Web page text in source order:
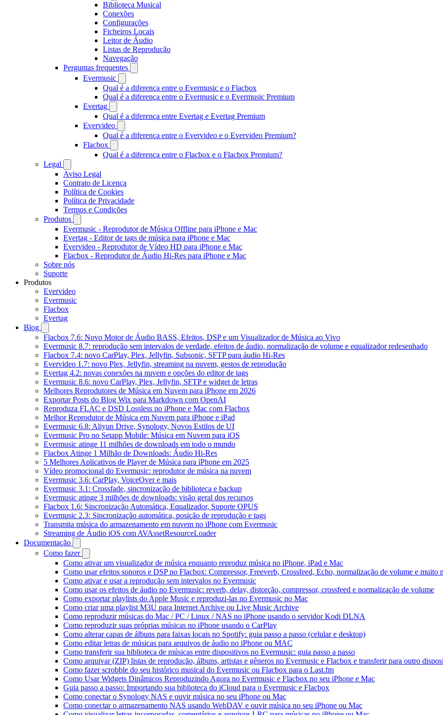
Biblioteca Musical
Conexões
Configurações
Ficheiros Locais
Leitor de Áudio
Listas de Reprodução
Navegação
Perguntas frequentes
Evermusic
Qual é a diferença entre o Evermusic e o Flacbox
Qual é a diferença entre o Evermusic e o Evermusic Premium
Evertag
Qual é a diferença entre Evertag e Evertag Premium
Evervideo
Qual é a diferença entre o Evervideo e o Evervideo Premium?
Flacbox
Qual é a diferença entre o Flacbox e o Flacbox Premium?
Legal
Aviso Legal
Contrato de Licença
Política de Cookies
Política de Privacidade
Termos e Condições
Produtos
Evermusic - Reprodutor de Música Offline para iPhone e Mac
Evertag - Editor de tags de música para iPhone e Mac
Evervideo - Reprodutor de Vídeo HD para iPhone e Mac
Flacbox - Reprodutor de Áudio Hi-Res para iPhone e Mac
Sobre nós
Suporte
Produtos
Evervideo
Evermusic
Flacbox
Evertag
Blog
Flacbox 7.6: Novo Motor de Áudio BASS, Efeitos, DSP e um Visualizador de Música ao Vivo
Evermusic 8.7: reprodução sem intervalos de verdade, efeitos de áudio, normalização de volume e equalizador redesenhado
Flacbox 7.4: novo CarPlay, Plex, Jellyfin, Subsonic, SFTP para áudio Hi-Res
Evervideo 1.7: novo Plex, Jellyfin, streaming na nuvem, gestos de reprodução
Evertag 4.2: novas conexões na nuvem e opções do editor de tags
Evermusic 8.6: novo CarPlay, Plex, Jellyfin, SFTP e widget de letras
Melhores Reprodutores de Música em Nuvem para iPhone em 2026
Exportar Posts do Blog Wix para Markdown com OpenAI
Reproduza FLAC e DSD Lossless no iPhone e Mac com Flacbox
Melhor Reprodutor de Música em Nuvem para iPhone e iPad
Evermusic 6.8: Aliyun Drive, Synology, Novos Estilos de UI
Evermusic Pro no Setapp Mobile: Música em Nuvem para iOS
Evermusic atinge 11 milhões de downloads em todo o mundo
Flacbox Atinge 1 Milhão de Downloads: Áudio Hi-Res
5 Melhores Aplicativos de Player de Música para iPhone em 2025
Vídeo promocional do Evermusic: reprodutor de música na nuvem
Evermusic 3.6: CarPlay, VoiceOver e mais
Evermusic 3.1: Crossfade, sincronização de biblioteca e backup
Evermusic atinge 3 milhões de downloads: visão geral dos recursos
Flacbox 1.6: Sincronização Automática, Equalizador, Suporte OPUS
Evermusic 2.3: Sincronização automática, posição de reprodução e tags
Transmita música do armazenamento em nuvem no iPhone com Evermusic
Streaming de Áudio iOS com AVAssetResourceLoader
Documentação
Como fazer
Como ativar um visualizador de música enquanto reproduz música no iPhone, iPad e Mac
Como usar efeitos sonoros e DSP no Flacbox: Compressor, Freeverb, Crossfeed, Echo, normalização de volume e muito
Como ativar e usar a reprodução sem intervalos no Evermusic
Como usar os efeitos de áudio no Evermusic: reverb, delay, distorção, compressor, crossfeed e normalização de volume
Como exportar playlists do Apple Music e reproduzi-las no Evermusic no Mac
Como criar uma playlist M3U para Internet Archive ou Live Music Archive
Como reproduzir músicas do Mac / PC / Linux / NAS no iPhone usando o servidor Kodi DLNA
Como reproduzir suas próprias músicas no iPhone usando o CarPlay
Como alterar capas de álbuns para faixas locais no Spotify: guia passo a passo (celular e desktop)
Como editar letras de músicas para arquivos de áudio no iPhone ou MAC
Como transferir sua biblioteca de músicas entre dispositivos no Evermusic: guia passo a passo
Como arquivar (ZIP) listas de reprodução, álbuns, artistas e gêneros no Evermusic e Flacbox e transferir para outro
Como fazer scrobble do seu histórico musical do Evermusic ou Flacbox para o Last.fm
Como Usar Widgets Dinâmicos Reproduzindo Agora no Evermusic e Flacbox no seu iPhone e Mac
Guia passo a passo: Importando sua biblioteca do iCloud para o Evermusic e Flacbox
Como conectar o Synology NAS e ouvir música no seu iPhone ou Mac
Como conectar o armazenamento NAS usando WebDAV e ouvir música no seu iPhone ou Mac